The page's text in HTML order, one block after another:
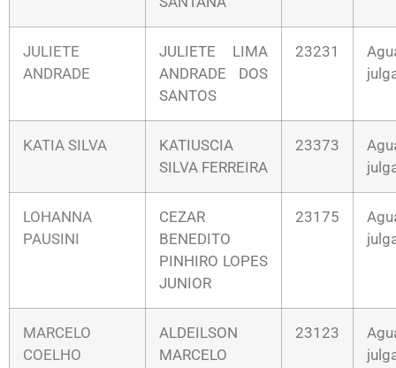
JULIETE
ANDRADE
JULIETE LIMA
ANDRADE DOS
SANTOS
23231
KATIA SILVA
KATIUSCIA
SILVA FERREIRA
23373
LOHANNA
PAUSINI
CEZAR
BENEDITO
PINHIRO LOPES
JUNIOR
23175
MARCELO
COELHO
ALDEILSON
MARCELO
23123